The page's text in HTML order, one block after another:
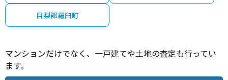
目梨郡羅臼町
マンションだけでなく、一戸建てや土地の査定も行ってい
ます。